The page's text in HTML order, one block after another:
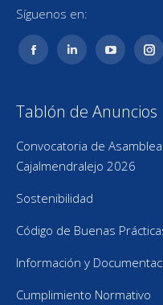
Síguenos en:
Facebook
opens
in
new
window
Linkedin
opens
in
new
window
YouTube
opens
in
new
window
in
Tablón de Anuncios
Convocatoria de
Cajalmendralejo 2026
Sostenibilidad
Código de Buenas
Información y
Cumplimiento Normativo